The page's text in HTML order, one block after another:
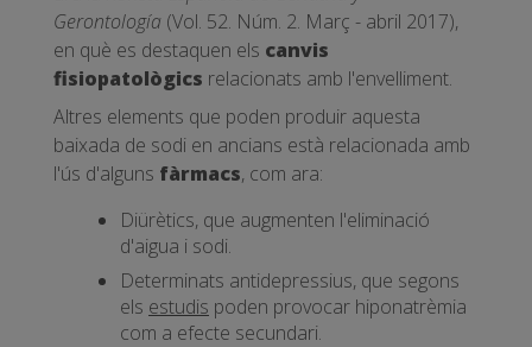
Gerontología (Vol. 52. Núm. 2. Març - abril 2017),
en què es destaquen els canvis
fisiopatològics relacionats amb l'envelliment.
Altres elements que poden produir aquesta
baixada de sodi en ancians està relacionada amb
l'ús d'alguns fàrmacs, com ara:
Diürètics, que augmenten l'eliminació
d'aigua i sodi.
Determinats antidepressius, que segons
els estudis poden provocar hiponatrèmia
com a efecte secundari.